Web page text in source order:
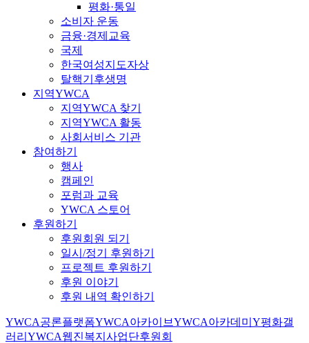
평화·통일
소비자 운동
금융·경제교육
국제
한국여성지도자상
탈핵기후생명
지역YWCA
지역YWCA 찾기
지역YWCA 활동
사회서비스 기관
참여하기
행사
캠페인
포럼과 교육
YWCA 스토어
후원하기
후원회원 되기
일시/정기 후원하기
프로젝트 후원하기
후원 이야기
후원 내역 확인하기
YWCA공론플랫폼YWCA아카이브YWCA아카데미 Y평화갤
러리 YWCA웹진복지사업단후원회